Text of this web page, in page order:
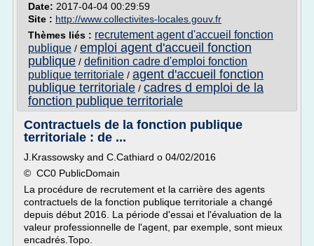
Date: 2017-04-04 00:29:59
Site : http://www.collectivites-locales.gouv.fr
Thèmes liés : recrutement agent d'accueil fonction
publique / emploi agent d'accueil fonction
publique / definition cadre d'emploi fonction
publique territoriale / agent d'accueil fonction
publique territoriale / cadres d emploi de la
fonction publique territoriale
Contractuels de la fonction publique
territoriale : de ...
J.Krassowsky and C.Cathiard o 04/02/2016
© CC0 PublicDomain
La procédure de recrutement et la carrière des agents
contractuels de la fonction publique territoriale a changé
depuis début 2016. La période d'essai et l'évaluation de la
valeur professionnelle de l'agent, par exemple, sont mieux
encadrés.Topo.